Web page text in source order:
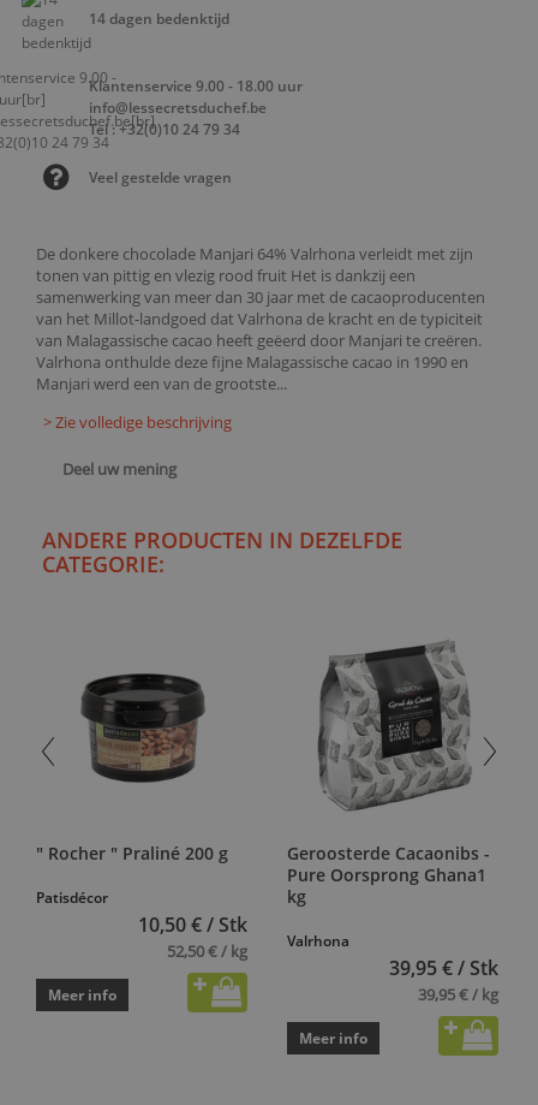
De donkere chocolade Manjari 64% Valrhona verleidt met zijn
tonen van pittig en vlezig rood fruit Het is dankzij een
samenwerking van meer dan 30 jaar met de cacaoproducenten
van het Millot-landgoed dat Valrhona de kracht en de typiciteit
van Malagassische cacao heeft geëerd door Manjari te creëren.
Valrhona onthulde deze fijne Malagassische cacao in 1990 en
Manjari werd een van de grootste...
> Zie volledige beschrijving
Deel uw mening
14 dagen bedenktijd
Klantenservice 9.00 - 18.00 uur
info@lessecretsduchef.be
Tel : +32(0)10 24 79 34
Veel gestelde vragen
ANDERE PRODUCTEN IN DEZELFDE
CATEGORIE:
" Rocher " Praliné 200 g
Patisdécor
10,50 € / Stk
52,50 € / kg
Meer info
Geroosterde Cacaonibs -
Pure Oorsprong Ghana1
kg
Valrhona
39,95 € / Stk
39,95 € / kg
Meer info